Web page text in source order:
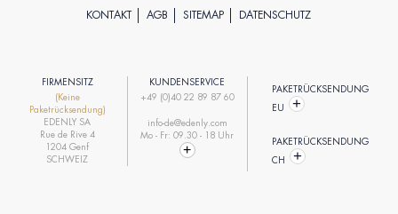
KONTAKT AGB SITEMAP DATENSCHUTZ
FIRMENSITZ
(Keine
Paketrücksendung)
EDENLY SA
Rue de Rive 4
1204 Genf
SCHWEIZ
KUNDENSERVICE
+49 (0)40 22 89 87 60
info-de@edenly.com
Mo - Fr: 09.30 - 18 Uhr
PAKETRÜCKSENDUNG
EU
PAKETRÜCKSENDUNG
CH